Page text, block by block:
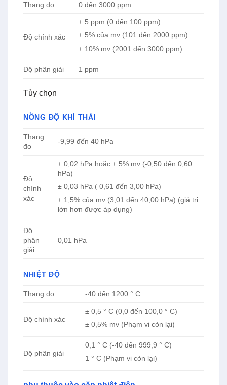
Thang đo 0 đến 3000 ppm
Độ chính xác
± 5 ppm (0 đến 100 ppm)
± 5% của mv (101 đến 2000 ppm)
± 10% mv (2001 đến 3000 ppm)
Độ phân giải 1 ppm
Tùy chọn
NỒNG ĐỘ KHÍ THẢI
Thang
đo
-9,99 đến 40 hPa
Độ
chính
xác
± 0,02 hPa hoặc ± 5% mv (-0,50 đến 0,60
hPa)
± 0,03 hPa ( 0,61 đến 3,00 hPa)
± 1,5% của mv (3,01 đến 40,00 hPa) (giá trị
lớn hơn được áp dụng)
Độ
phân
giải
0,01 hPa
NHIỆT ĐỘ
Thang đo -40 đến 1200 ° C
Độ chính xác
± 0,5 ° C (0,0 đến 100,0 ° C)
± 0,5% mv (Phạm vi còn lại)
Độ phân giải
0,1 ° C (-40 đến 999,9 ° C)
1 ° C (Phạm vi còn lại)